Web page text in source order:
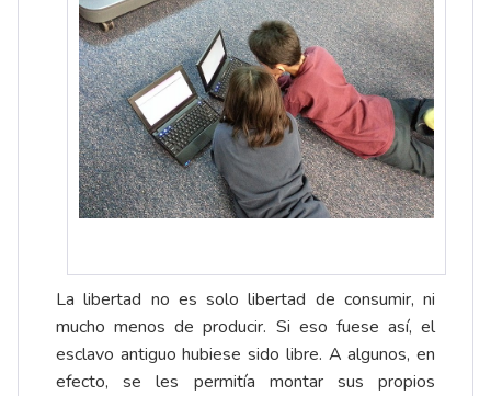
La libertad no es solo libertad de consumir, ni
mucho menos de producir. Si eso fuese así, el
esclavo antiguo hubiese sido libre. A algunos, en
efecto, se les permitía montar sus propios